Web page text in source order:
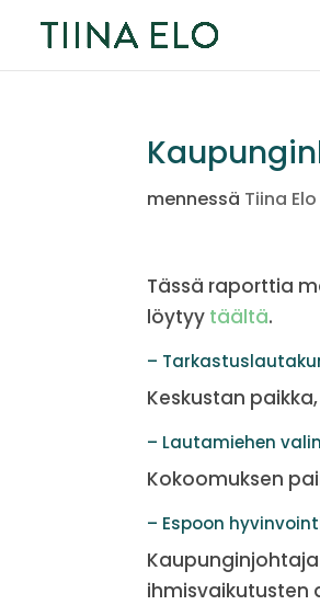
mennessä Tiina Elo
Tässä raporttia
löytyy täältä.
–
Keskustan
– Lautamiehen
Kokoomuksen
– Espoon
ihmisvaikutusten